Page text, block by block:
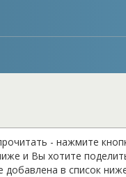
- нажмите
и Вы хотите
в список